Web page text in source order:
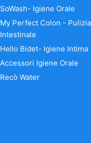
SoWash- Igiene Orale
My Perfect Colon - Pulizia
Intestinale
Hello Bidet- Igiene Intima
Accessori Igiene Orale
Recò Water